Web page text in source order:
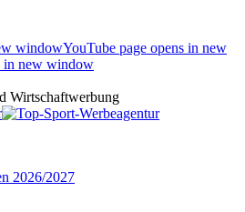
windowYouTube page opens in new
in new window
Wirtschaftwerbung
2026/2027